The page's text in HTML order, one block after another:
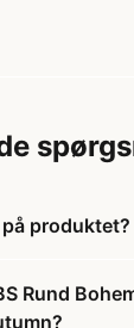
produktet?
Rund